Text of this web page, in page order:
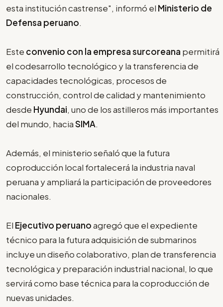
esta institución castrense", informó el Ministerio de
Defensa peruano.
Este convenio con la empresa surcoreana permitirá
el codesarrollo tecnológico y la transferencia de
capacidades tecnológicas, procesos de
construcción, control de calidad y mantenimiento
desde Hyundai, uno de los astilleros más importantes
del mundo, haciaSIMA.
Además, el ministerio señaló que la futura
coproducción local fortalecerá la industria naval
peruana y ampliará la participación de proveedores
nacionales.
El Ejecutivo peruanoagregó que el expediente
técnico para la futura adquisición de submarinos
incluye un diseño colaborativo, plan de transferencia
tecnológica y preparación industrial nacional, lo que
servirá como base técnica para la coproducción de
nuevas unidades.